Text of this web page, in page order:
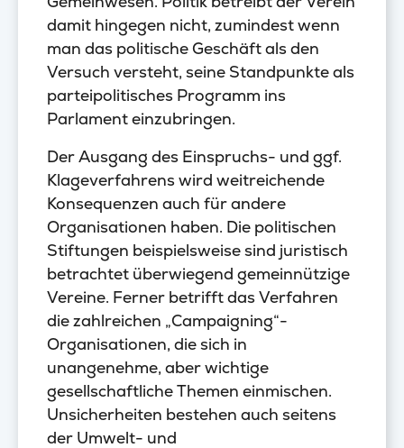
damit hingegen nicht, zumindest wenn
man das politische Geschäft als den
Versuch versteht, seine Standpunkte als
parteipolitisches Programm ins
Parlament einzubringen.
Der Ausgang des Einspruchs- und ggf.
Klageverfahrens wird weitreichende
Konsequenzen auch für andere
Organisationen haben. Die politischen
Stiftungen beispielsweise sind juristisch
betrachtet überwiegend gemeinnützige
Vereine. Ferner betrifft das Verfahren
die zahlreichen „Campaigning“-
Organisationen, die sich in
unangenehme, aber wichtige
gesellschaftliche Themen einmischen.
Unsicherheiten bestehen auch seitens
der Umwelt- und